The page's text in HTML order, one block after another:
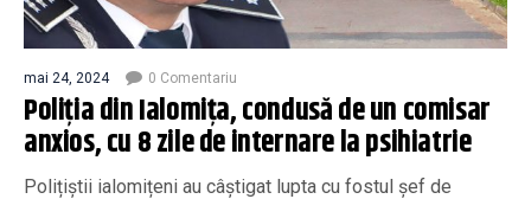
mai 24, 2024 0 Comentariu
Poliția din Ialomița, condusă de un comisar
anxios, cu 8 zile de internare la psihiatrie
Polițiștii ialomițeni au câștigat lupta cu fostul șef de